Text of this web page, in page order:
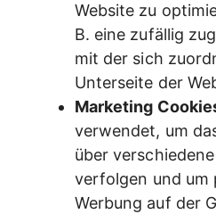
Website zu
B. eine zufällig
mit der sich
Unterseite der
Marketing
verwendet, um
über
verfolgen und um
Werbung auf der